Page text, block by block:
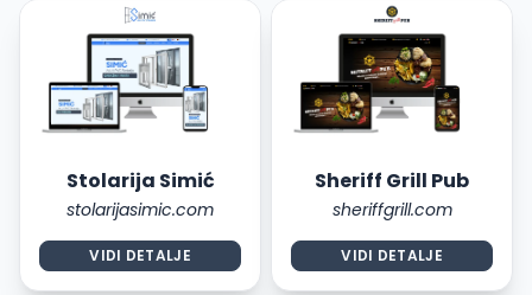
Stolarija Simić
stolarijasimic.com
VIDI DETALJE
Sheriff Grill Pub
sheriffgrill.com
VIDI DETALJE